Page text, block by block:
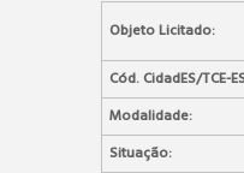
Objeto Licitado:
Cód. CidadES/TCE-
Modalidade:
Situação: